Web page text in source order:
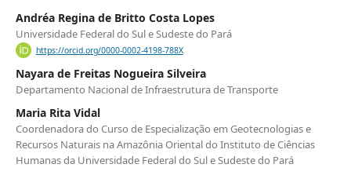
Andréa Regina de Britto Costa Lopes
Universidade Federal do Sul e Sudeste do Pará
https://orcid.org/0000-0002-4198-788X
Nayara de Freitas Nogueira Silveira
Departamento Nacional de Infraestrutura de Transporte
Maria Rita Vidal
Coordenadora do Curso de Especialização em Geotecnologias e
Recursos Naturais na Amazônia Oriental do Instituto de Ciências
Humanas da Universidade Federal do Sul e Sudeste do Pará